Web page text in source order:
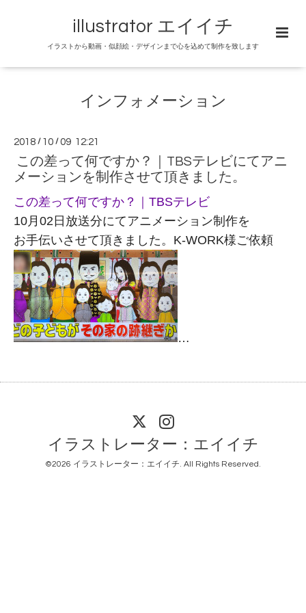
illustrator エイイチ
イラストから動画・似顔絵・デザインまで心を込めて制作を致します
インフォメーション
2018 / 10 /09 12:21
この差って何ですか？｜TBSテレビにてアニ
メーションを制作させて頂きました。
この差って何ですか？｜TBSテレビ
10月02日放送分にてアニメーション制作を
お手伝いさせて頂きました。 K-WORK様ご依頼
イラストレーター：エイイチ
©2026 イラストレーター：エイイチ. All Rights Reserved.